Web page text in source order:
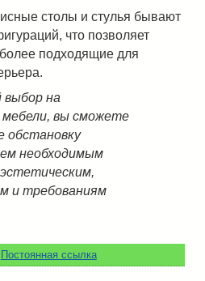
столы и стулья бывают
что позволяет
подходящие для
выбор на
вы сможете
обстановку
необходимым
и требованиям
Постоянная ссылка